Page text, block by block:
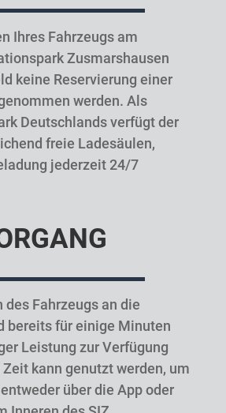
Ihres Fahrzeugs am
Zusmarshausen
keine Reservierung einer
werden. Als
Deutschlands verfügt der
freie Ladesäulen,
jederzeit 24/7
Fahrzeugs an die
bereits für einige Minuten
Leistung zur Verfügung
kann genutzt werden, um
über die App oder